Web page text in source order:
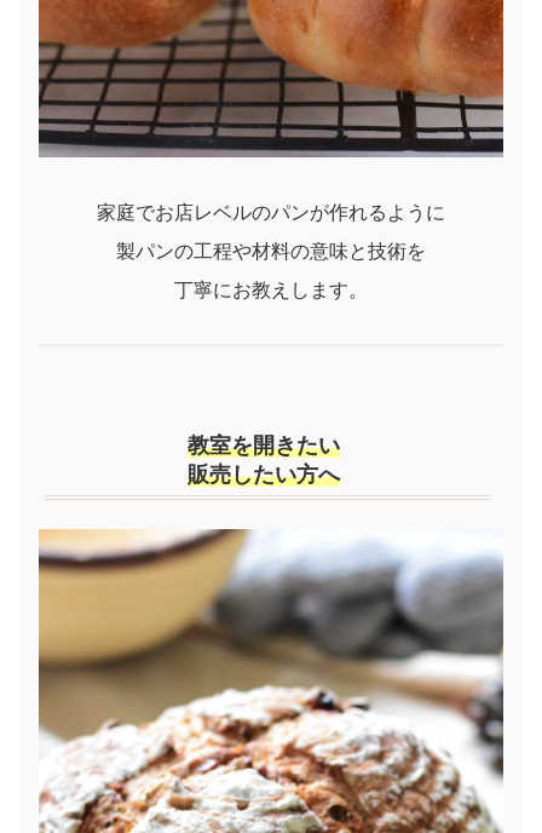
家庭でお店レベルのパンが作れるように
製パンの工程や材料の意味と技術を
丁寧にお教えします。
教室を開きたい
販売したい方へ